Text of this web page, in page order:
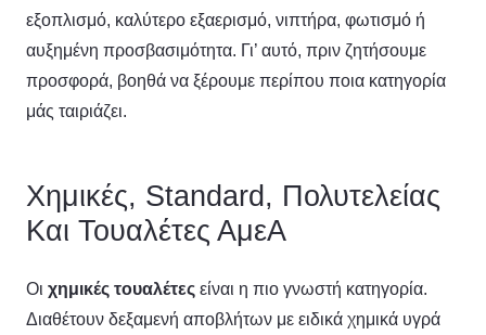
εξοπλισμό, καλύτερο εξαερισμό, νιπτήρα, φωτισμό ή
αυξημένη προσβασιμότητα. Γι’ αυτό, πριν ζητήσουμε
προσφορά, βοηθά να ξέρουμε περίπου ποια κατηγορία
μάς ταιριάζει.
Χημικές, Standard, Πολυτελείας
Και Τουαλέτες ΑμεΑ
Οι χημικές τουαλέτες είναι η πιο γνωστή κατηγορία.
Διαθέτουν δεξαμενή αποβλήτων με ειδικά χημικά υγρά